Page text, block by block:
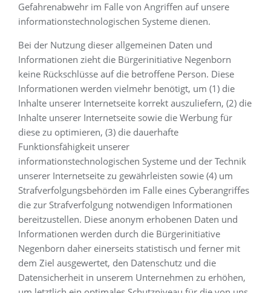
Gefahrenabwehr im Falle von Angriffen auf unsere
informationstechnologischen Systeme dienen.
Bei der Nutzung dieser allgemeinen Daten und
Informationen zieht die Bürgerinitiative Negenborn
keine Rückschlüsse auf die betroffene Person. Diese
Informationen werden vielmehr benötigt, um (1) die
Inhalte unserer Internetseite korrekt auszuliefern, (2) die
Inhalte unserer Internetseite sowie die Werbung für
diese zu optimieren, (3) die dauerhafte
Funktionsfähigkeit unserer
informationstechnologischen Systeme und der Technik
unserer Internetseite zu gewährleisten sowie (4) um
Strafverfolgungsbehörden im Falle eines Cyberangriffes
die zur Strafverfolgung notwendigen Informationen
bereitzustellen. Diese anonym erhobenen Daten und
Informationen werden durch die Bürgerinitiative
Negenborn daher einerseits statistisch und ferner mit
dem Ziel ausgewertet, den Datenschutz und die
Datensicherheit in unserem Unternehmen zu erhöhen,